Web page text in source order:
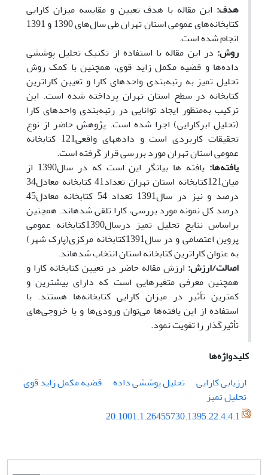
هدف: این مقاله با هدف تعیین و مقایسه میزان کارایی
کتابخانه‌های عمومی استان تهران طی سال‌های 1390 و 1391
انجام شده است.
روش: در این مقاله با استفاده از تکنیک تحلیل پوششی
داده‌ها و قضیه مکمل زاید قوی، همچنین با کمک روش
تحلیل تمیز به رتبه‌بندی واحدهای کارا و تعیین کاراترین
کتابخانه در سطح استان تهران پرداخته شده است. این
ترکیب به‌منظور ایجاد توانایی در رتبه‌بندی واحدهای کارا
(تحلیل ابرکارایی) اجرا شده است. پژوهش حاضر از نوع
تحقیقات کاربردی است و داده­های واقعی121 کتابخانه
عمومی استان تهران مورد بررسی قرار گرفته است.
یافته‌ها:
یافته ها بیانگر این است که در سال1390 از
میان121کتابخانه استان تهران تعداد41 کتابخانه معادل34
درصد و نیز در سال1391 تعداد 54 کتابخانه معادل45
درصد کل نمونه مورد بررسی، کارا تلقی شده­اند. همچنین
براساس نتایج تحلیل تمیز درسال1390کتابخانه عمومی
پروین اعتصامی و در سال1391کتابخانه مرکزی(پارک شهر)
به عنوان کاراترین کتابخانه استان انتخاب شده­اند.
اصالت/ارزش: ارزش مقاله حاضر در تعیین کتابخانه کارا و
همچنین معرفی متغیرهایی است که دارای بیشترین و
کمترین تأثیر در میزان کارایی کتابخانه‌ها هستند. با
استفاده از این یافته‌ها می‌توان ورودی‌ها و یا خروجی‌های
تأثیرگذار را تقویت نمود.
کلیدواژه‌ها
ارزیابی کارایی
تحلیل پوششی داده
قضیه مکمل زاید قوی
تحلیل تمیز
20.1001.1.26455730.1395.22.4.4.1